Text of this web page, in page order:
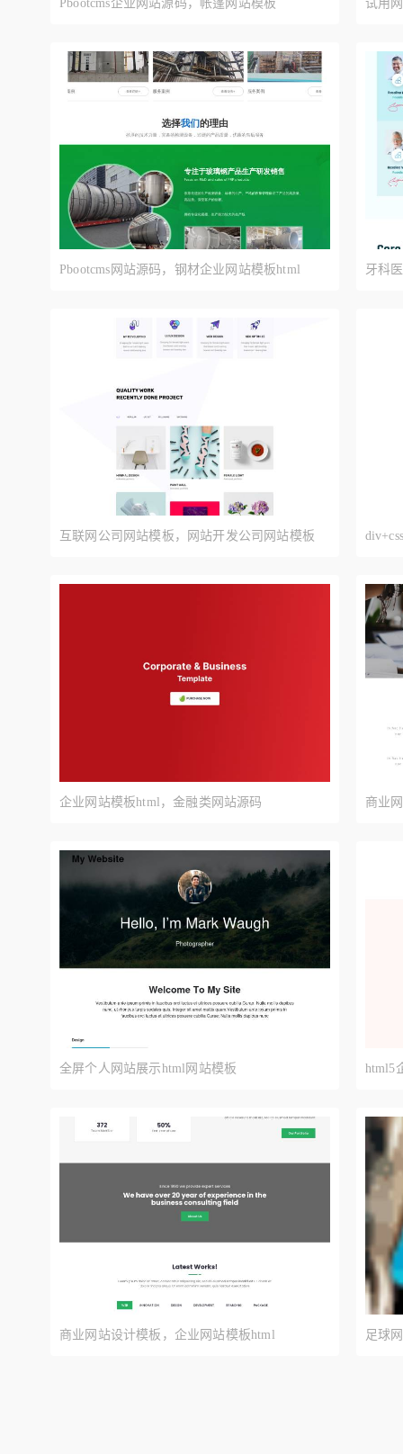
Pbootcms企业网站源码，帐篷网站模板 试用
Pbootcms网站源码，钢材企业网站模板html 牙科
互联网公司网站模板，网站开发公司网站模板
企业网站模板html，金融类网站源码 商业
全屏个人网站展示html网站模板 html5
商业网站设计模板，企业网站模板html 足球